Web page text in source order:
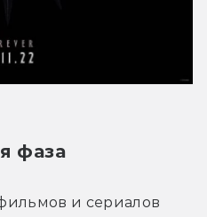
фаза
и сериалов